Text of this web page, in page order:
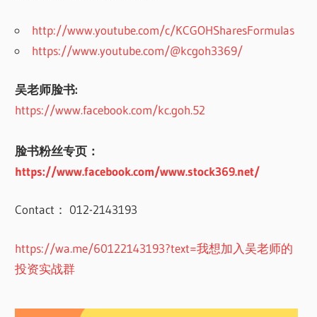
http://www.youtube.com/c/KCGOHSharesFormulas
https://www.youtube.com/@kcgoh3369/
吴老师脸书:
https://www.facebook.com/kc.goh.52
脸书粉丝专页：
https://www.facebook.com/www.stock369.net/
Contact： 012-2143193
https://wa.me/60122143193?text=我想加入吴老师的
投资实战群